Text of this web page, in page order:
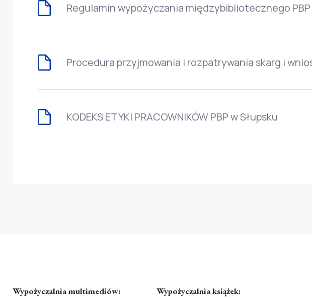
Regulamin wypożyczania międzybibliotecznego PBP
Procedura przyjmowania i rozpatrywania skarg i
KODEKS ETYKI PRACOWNIKÓW PBP w Słupsku
Wypożyczalnia multimediów: Wypożyczalnia książek: